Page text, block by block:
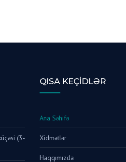
(3-
QISA KEÇIDLƏR
Ana Səhifə
Xidmətlər
Haqqımızda